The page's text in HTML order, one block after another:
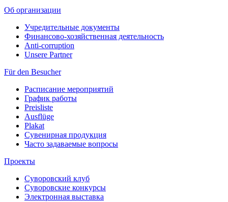
Об организации
Учредительные документы
Финансово-хозяйственная деятельность
Anti-corruption
Unsere Partner
Für den Besucher
Расписание мероприятий
График работы
Preisliste
Ausflüge
Plakat
Сувенирная продукция
Часто задаваемые вопросы
Проекты
Суворовский клуб
Суворовские конкурсы
Электронная выставка